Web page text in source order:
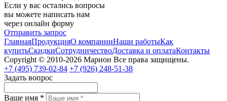
Если у вас остались вопросы
вы можете написать нам
через онлайн форму
Отправить запрос
ГлавнаяПродукцияО компанииНаши работыКак
купитьСкидкиСотрудничествоДоставка и оплатаКонтакты
Copyright © 2010-2026 Марион Все права защищены.
+7 (495) 739-02-84 +7 (926) 248-51-38
Задать вопрос
Ваше имя *